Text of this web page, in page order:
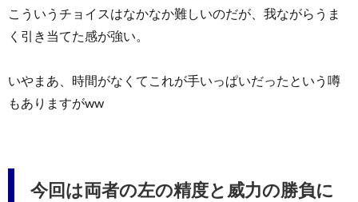
こういうチョイスはなかなか難しいのだが、我ながらうま
く引き当てた感が強い。
いやまあ、時間がなくてこれが手いっぱいだったという噂
もありますがww
今回は両者の左の精度と威力の勝負に